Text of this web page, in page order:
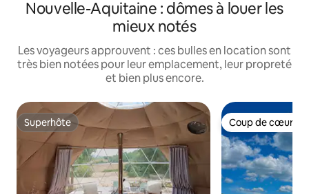
Nouvelle-Aquitaine : dômes à louer les
mieux notés
Les voyageurs approuvent : ces bulles en location sont
très bien notées pour leur emplacement, leur propreté
et bien plus encore.
Superhôte
Superhôte Coup de cœur
Coup de cœur